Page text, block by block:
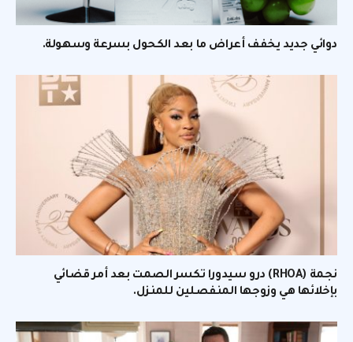
دوائي جديد يخفف أعراض ما بعد الكحول بسرعة وسهولة.
نجمة (RHOA) درو سيدورا تكسر الصمت بعد أمر قضائي
بإخلائها هي وزوجها المنفصلين للمنزل.